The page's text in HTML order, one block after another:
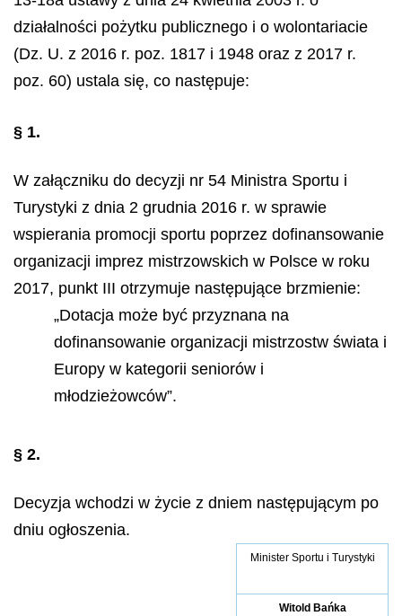
działalności pożytku publicznego i o wolontariacie
(Dz. U. z 2016 r. poz. 1817 i 1948 oraz z 2017 r.
poz. 60) ustala się, co następuje:
§ 1.
W załączniku do decyzji nr 54 Ministra Sportu i
Turystyki z dnia 2 grudnia 2016 r. w sprawie
wspierania promocji sportu poprzez dofinansowanie
organizacji imprez mistrzowskich w Polsce w roku
2017, punkt III otrzymuje następujące brzmienie:
„Dotacja może być przyznana na
dofinansowanie organizacji mistrzostw świata i
Europy w kategorii seniorów i
młodzieżowców”.
§ 2.
Decyzja wchodzi w życie z dniem następującym po
dniu ogłoszenia.
Minister Sportu i Turystyki
Witold Bańka